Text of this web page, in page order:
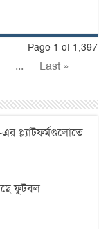
Page 1 of 1,397
...
Last »
প্ল্যাটফর্মগুলোতে
ফুটবল